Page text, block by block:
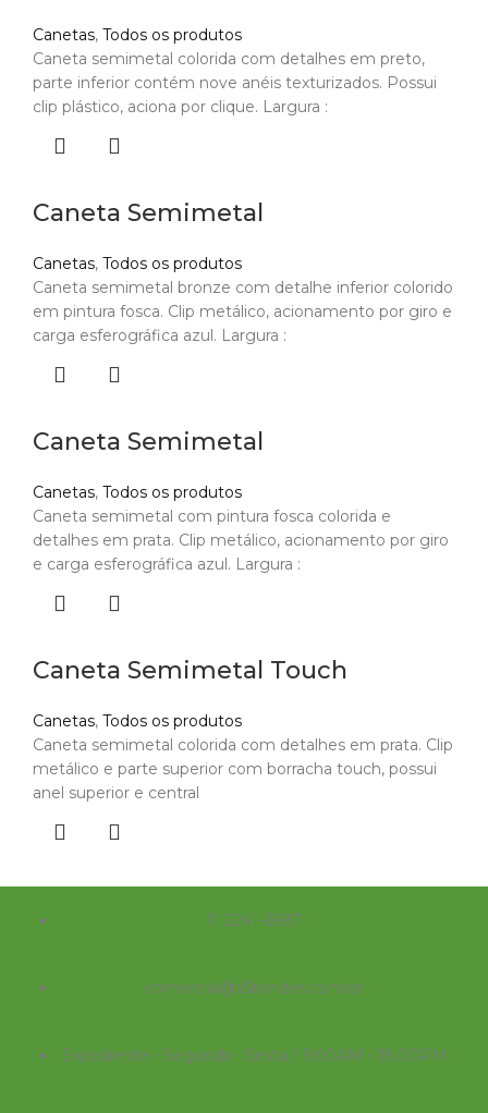
Canetas, Todos os produtos
Caneta semimetal colorida com detalhes em preto,
parte inferior contém nove anéis texturizados. Possui
clip plástico, aciona por clique. Largura :
Caneta Semimetal
Canetas, Todos os produtos
Caneta semimetal bronze com detalhe inferior colorido
em pintura fosca. Clip metálico, acionamento por giro e
carga esferográfica azul. Largura :
Caneta Semimetal
Canetas, Todos os produtos
Caneta semimetal com pintura fosca colorida e
detalhes em prata. Clip metálico, acionamento por giro
e carga esferográfica azul. Largura :
Caneta Semimetal Touch
Canetas, Todos os produtos
Caneta semimetal colorida com detalhes em prata. Clip
metálico e parte superior com borracha touch, possui
anel superior e central
11 2241-6697
comercial@x5brindes.com.br
Expediente - Segunda - Sexta / 9:00AM - 18:00PM